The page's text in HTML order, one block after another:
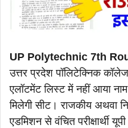
UP Polytechnic 7th
उत्तर प्रदेश पॉलिटेक्निक
एलॉटमेंट लिस्ट में नहीं आया
मिलेगी सीट। राजकीय अथवा
एडमिशन से वंचित परीक्षार्थी